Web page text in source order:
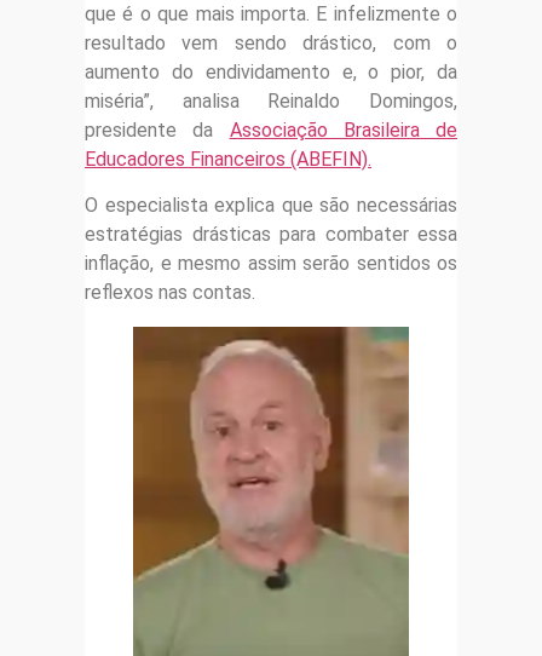
que é o que mais importa. E infelizmente o
resultado vem sendo drástico, com o
aumento do endividamento e, o pior, da
miséria”, analisa Reinaldo Domingos,
presidente da Associação Brasileira de
Educadores Financeiros (ABEFIN).
O especialista explica que são necessárias
estratégias drásticas para combater essa
inflação, e mesmo assim serão sentidos os
reflexos nas contas.